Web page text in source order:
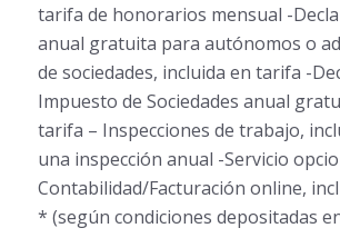
tarifa de honorarios mensual -
anual gratuita para autónomos o
de sociedades, incluida en tarifa -
Impuesto de Sociedades anual
tarifa – Inspecciones de trabajo,
una inspección anual -Servicio
Contabilidad/Facturación online,
* (según condiciones depositadas